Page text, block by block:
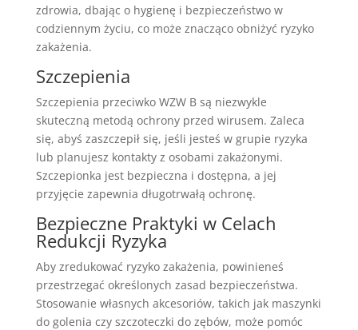
zdrowia, dbając o hygienę i bezpieczeństwo w
codziennym życiu, co może znacząco obniżyć ryzyko
zakażenia.
Szczepienia
Szczepienia przeciwko WZW B są niezwykle
skuteczną metodą ochrony przed wirusem. Zaleca
się, abyś zaszczepił się, jeśli jesteś w grupie ryzyka
lub planujesz kontakty z osobami zakażonymi.
Szczepionka jest bezpieczna i dostępna, a jej
przyjęcie zapewnia długotrwałą ochronę.
Bezpieczne Praktyki w Celach
Redukcji Ryzyka
Aby zredukować ryzyko zakażenia, powinieneś
przestrzegać określonych zasad bezpieczeństwa.
Stosowanie własnych akcesoriów, takich jak maszynki
do golenia czy szczoteczki do zębów, może pomóc